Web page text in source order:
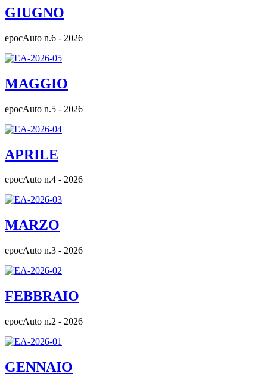
GIUGNO
epocAuto n.6 - 2026
MAGGIO
epocAuto n.5 - 2026
APRILE
epocAuto n.4 - 2026
MARZO
epocAuto n.3 - 2026
FEBBRAIO
epocAuto n.2 - 2026
GENNAIO